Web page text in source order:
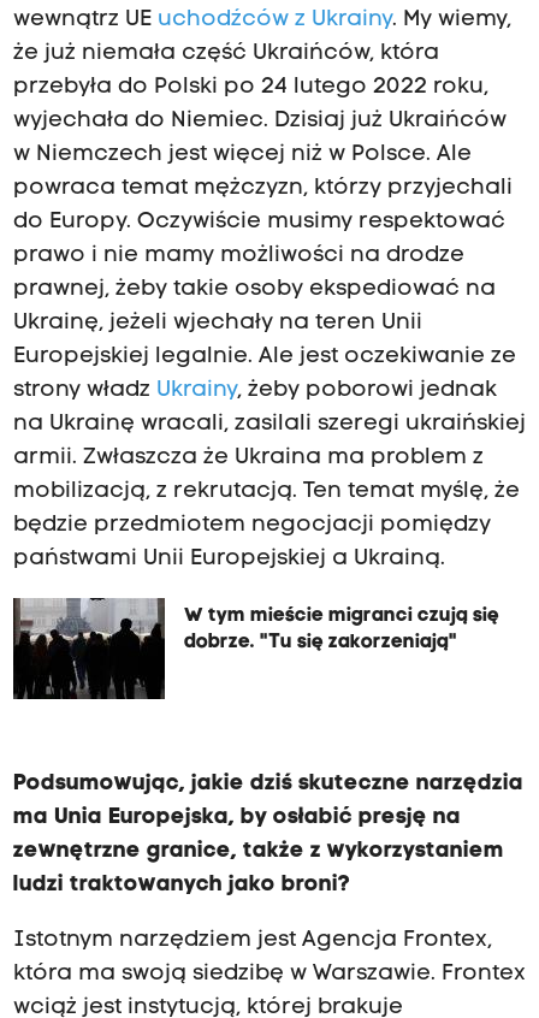
wewnątrz UE uchodźców z Ukrainy. My wiemy,
że już niemała część Ukraińców, która
przebyła do Polski po 24 lutego 2022 roku,
wyjechała do Niemiec. Dzisiaj już Ukraińców
w Niemczech jest więcej niż w Polsce. Ale
powraca temat mężczyzn, którzy przyjechali
do Europy. Oczywiście musimy respektować
prawo i nie mamy możliwości na drodze
prawnej, żeby takie osoby ekspediować na
Ukrainę, jeżeli wjechały na teren Unii
Europejskiej legalnie. Ale jest oczekiwanie ze
strony władz Ukrainy, żeby poborowi jednak
na Ukrainę wracali, zasilali szeregi ukraińskiej
armii. Zwłaszcza że Ukraina ma problem z
mobilizacją, z rekrutacją. Ten temat myślę, że
będzie przedmiotem negocjacji pomiędzy
państwami Unii Europejskiej a Ukrainą.
W tym mieście migranci czują się
dobrze. "Tu się zakorzeniają"
Podsumowując, jakie dziś skuteczne narzędzia
ma Unia Europejska, by osłabić presję na
zewnętrzne granice, także z wykorzystaniem
ludzi traktowanych jako broni?
Istotnym narzędziem jest Agencja Frontex,
która ma swoją siedzibę w Warszawie. Frontex
wciąż jest instytucją, której brakuje